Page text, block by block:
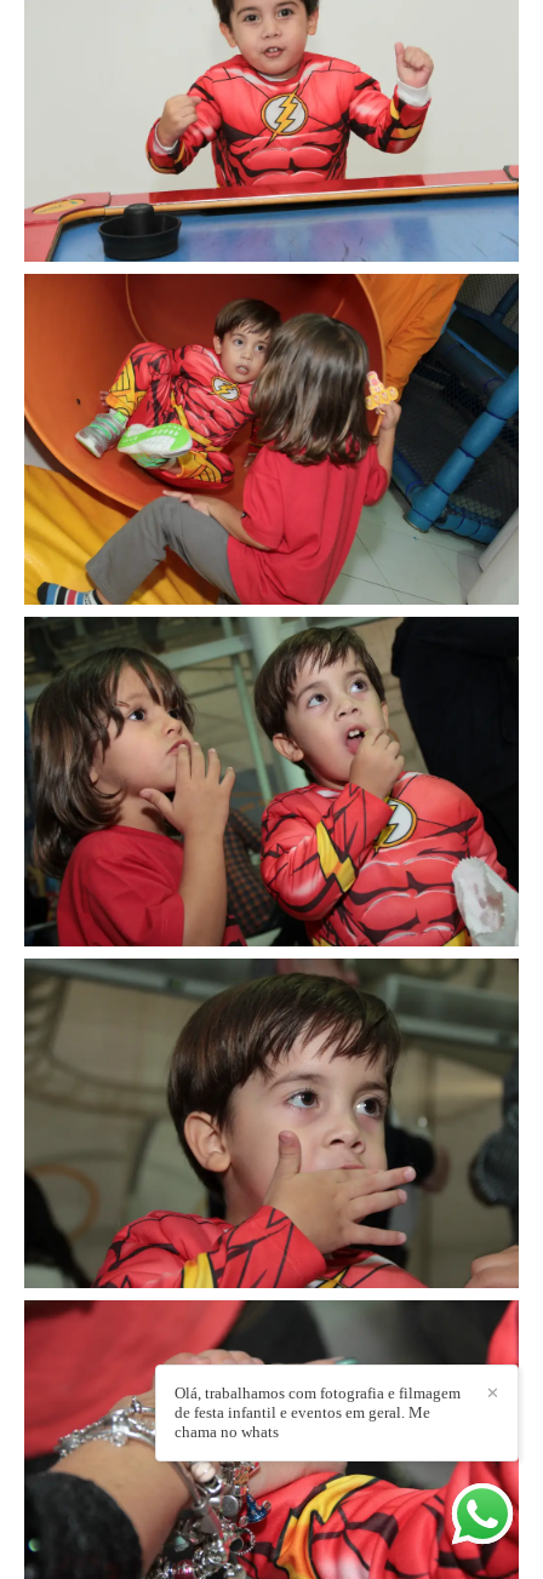
✕
Olá, trabalhamos com fotografia e filmagem
de festa infantil e eventos em geral. Me
chama no whats